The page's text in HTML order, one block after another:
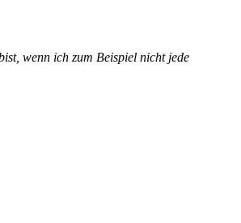
wenn ich zum Beispiel nicht jede